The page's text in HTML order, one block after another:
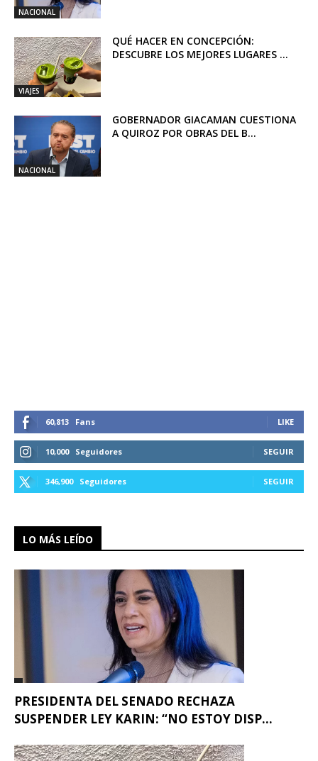
NACIONAL
VIAJES
QUÉ HACER EN CONCEPCIÓN:
DESCUBRE LOS MEJORES LUGARES ...
NACIONAL
GOBERNADOR GIACAMAN CUESTIONA
A QUIROZ POR OBRAS DEL B...
60,813 Fans LIKE
10,000 Seguidores SEGUIR
346,900 Seguidores SEGUIR
LO MÁS LEÍDO
PRESIDENTA DEL SENADO RECHAZA
SUSPENDER LEY KARIN: “NO ESTOY DISP...